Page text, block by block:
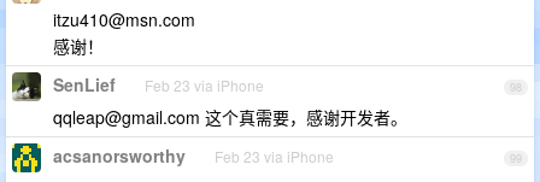
itzu410@msn.com
感谢！
98
SenLief Feb 23 via iPhone
qqleap@gmail.com 这个真需要，感谢开发者。
99
acsanorsworthy Feb 23 via iPhone